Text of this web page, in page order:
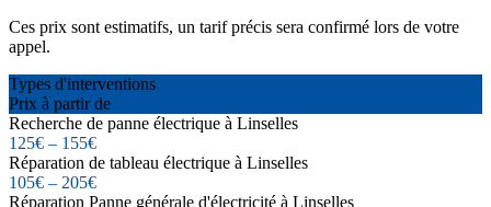
Ces prix sont estimatifs, un tarif précis sera confirmé lors de votre
appel.
Types d'interventions
Prix à partir de
Recherche de panne électrique à Linselles
125€ – 155€
Réparation de tableau électrique à Linselles
105€ – 205€
Réparation Panne générale d'électricité à Linselles